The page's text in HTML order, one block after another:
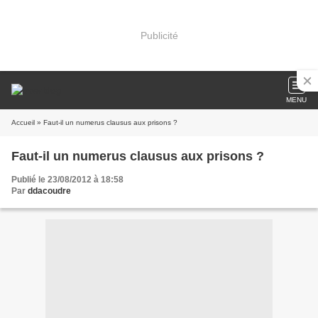
Publicité
MENU
Accueil » Faut-il un numerus clausus aux prisons ?
Faut-il un numerus clausus aux prisons ?
Publié le 23/08/2012 à 18:58
Par ddacoudre